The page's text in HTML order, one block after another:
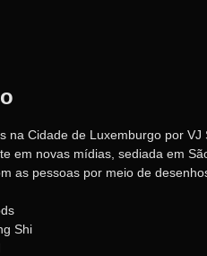
na Cidade de Luxemburgo por
em novas mídias, sediada em
as pessoas por meio de
Shi